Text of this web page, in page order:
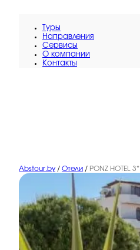
Туры
Направления
Сервисы
O компании
Контакты
Abstour.by / Отели / PONZ HOTEL 3*